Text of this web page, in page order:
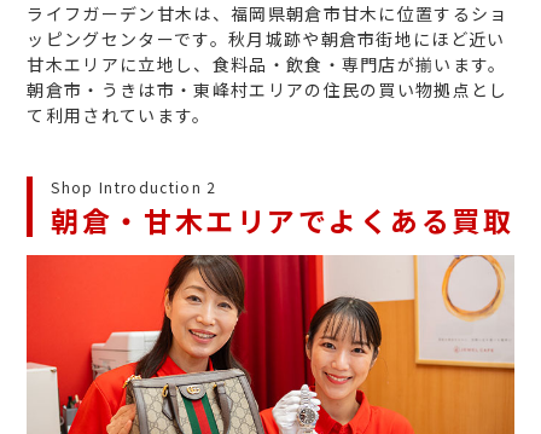
ライフガーデン甘木は、福岡県朝倉市甘木に位置するショ
ッピングセンターです。秋月城跡や朝倉市街地にほど近い
甘木エリアに立地し、食料品・飲食・専門店が揃います。
朝倉市・うきは市・東峰村エリアの住民の買い物拠点とし
て利用されています。
Shop Introduction 2
朝倉・甘木エリアでよくある買取